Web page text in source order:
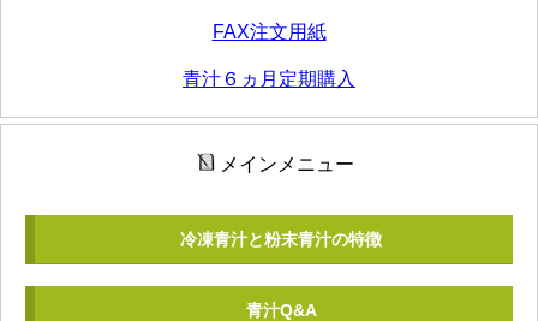
FAX注文用紙
青汁６ヵ月定期購入
メインメニュー
冷凍青汁と粉末青汁の特徴
青汁Q&A